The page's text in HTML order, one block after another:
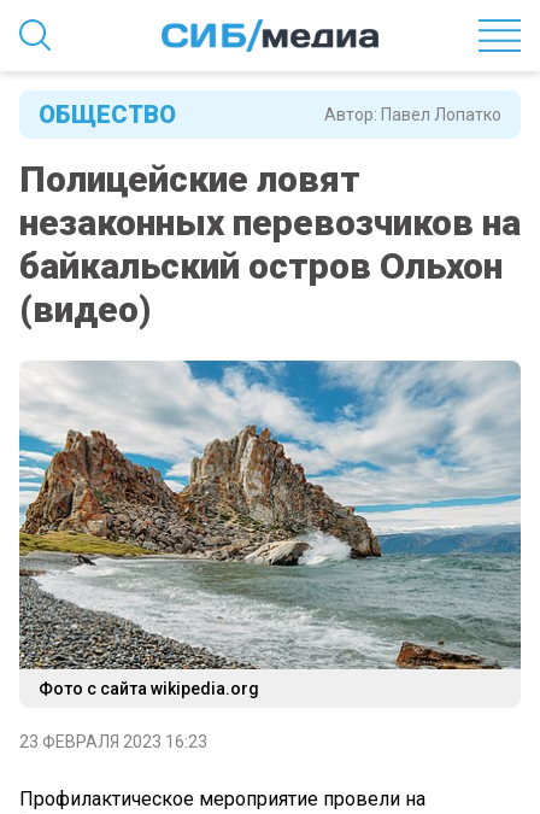
Автор: Павел Лопатко
ОБЩЕСТВО
Полицейские ловят
незаконных перевозчиков на
байкальский остров Ольхон
(видео)
Фото с сайта wikipedia.org
23 ФЕВРАЛЯ 2023 16:23
Профилактическое мероприятие провели на